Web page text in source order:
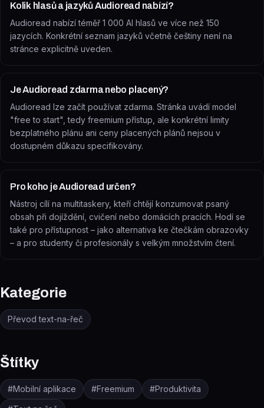
Kolik hlasů a jazyků Audioread nabízí?
Audioread nabízí téměř 1 000 AI hlasů ve více než 150
jazycích. Konkrétní seznam jazyků včetně češtiny není na
stránce explicitně uveden.
Je Audioread zdarma nebo placený?
Audioread lze začít používat zdarma. Stránka uvádí model
"free to start", tedy freemium přístup, ale konkrétní limity
bezplatného plánu ani ceny placených plánů nejsou v
dostupném důkazu specifikovány.
Pro koho je Audioread určen?
Nástroj cílí na multitaskery, kteří chtějí konzumovat psaný
obsah při dojíždění, cvičení nebo domácích pracích. Hodí se
také pro přístupnost – jako alternativa ke čtečkám obrazovky
– a pro studenty či profesionály s velkým množstvím čtení.
Kategorie
Převod text-na-řeč
Štítky
#Mobilní aplikace #Freemium #Produktivita